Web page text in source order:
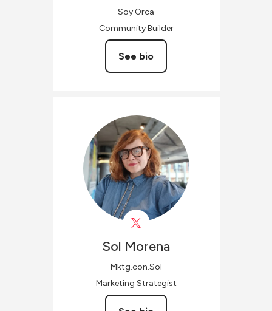
Soy Orca
Community Builder
See bio
Sol Morena
Mktg.con.Sol
Marketing Strategist